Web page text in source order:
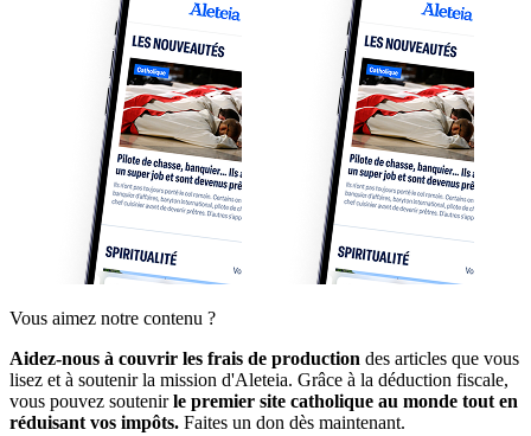
Vous aimez notre contenu ?
Aidez-nous à couvrir les frais de production des articles que vous
lisez et à soutenir la mission d'Aleteia. Grâce à la déduction fiscale,
vous pouvez soutenirle premier site catholique au monde tout en
réduisant vos impôts. Faites un don dès maintenant.